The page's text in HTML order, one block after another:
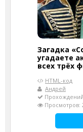
Загадка
угадаете
всех трёх
HTML-код
Андрей
Просмотров: